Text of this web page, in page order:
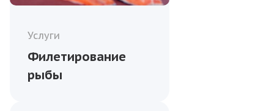
Услуги
Филетирование
рыбы